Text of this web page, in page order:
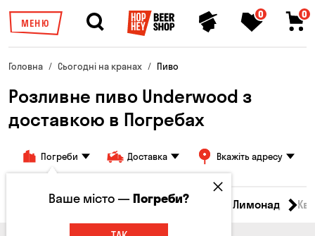
МЕНЮ
0 0
Головна Сьогодні на кранах Пиво
Розливне пиво Underwood з
доставкою в Погребах
Погреби Доставка Вкажіть адресу
Всі товари Пиво Сидр Лимонад
Ваше місто —Погреби?